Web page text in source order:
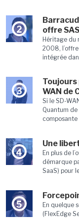
2
offre
Héritage du
2008,
intégrée
3
Toujours
WAN de
Si le SD-
Quantum
composante
4
Une
En plus de
démarque
SaaS) pour
5
En quelque
(FlexEdge